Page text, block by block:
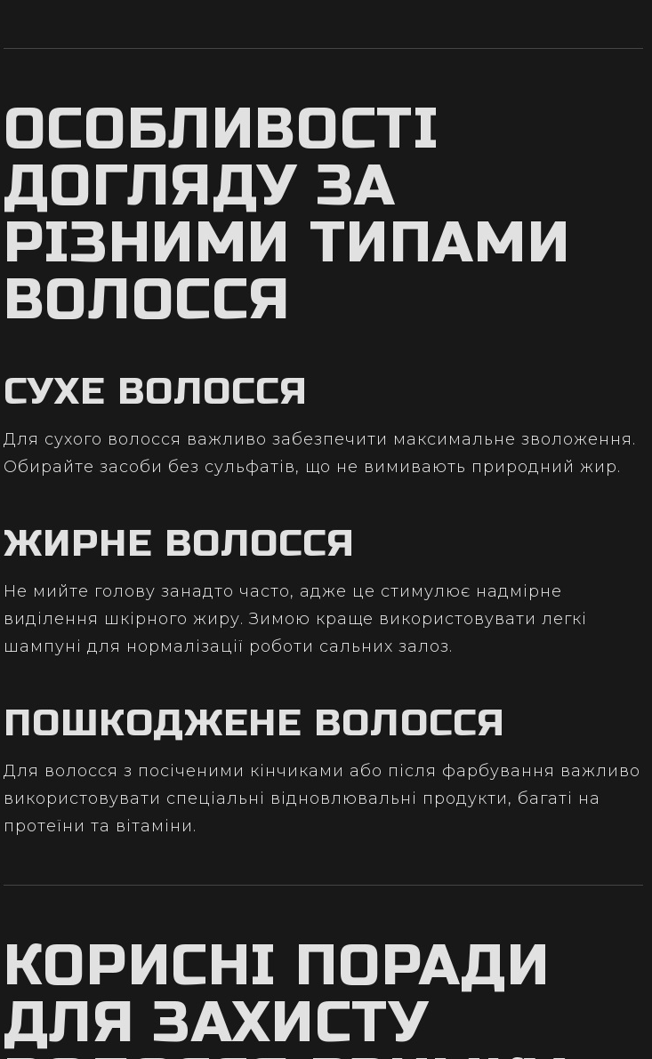
ОСОБЛИВОСТІ
ДОГЛЯДУ ЗА
РІЗНИМИ ТИПАМИ
ВОЛОССЯ
СУХЕ ВОЛОССЯ
Для сухого волосся важливо забезпечити максимальне зволоження.
Обирайте засоби без сульфатів, що не вимивають природний жир.
ЖИРНЕ ВОЛОССЯ
Не мийте голову занадто часто, адже це стимулює надмірне
виділення шкірного жиру. Зимою краще використовувати легкі
шампуні для нормалізації роботи сальних залоз.
ПОШКОДЖЕНЕ ВОЛОССЯ
Для волосся з посіченими кінчиками або після фарбування важливо
використовувати спеціальні відновлювальні продукти, багаті на
протеїни та вітаміни.
КОРИСНІ ПОРАДИ
ДЛЯ ЗАХИСТУ